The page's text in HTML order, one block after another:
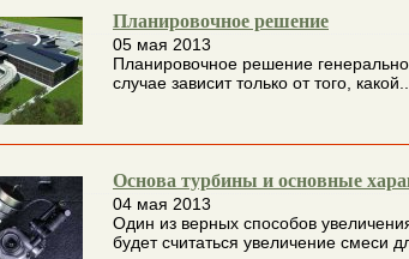
Планировочное решение
05 мая 2013
Планировочное решение
случае зависит только от того, какой...
Основа турбины и основные
04 мая 2013
Один из верных способов
будет считаться увеличение смеси